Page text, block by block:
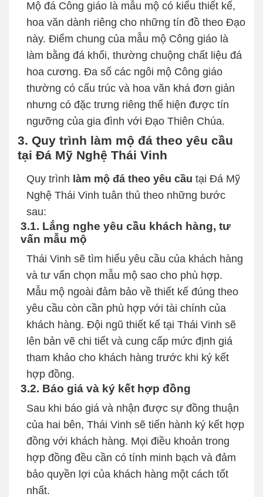
Mộ đá Công giáo là mẫu mộ có kiểu thiết kế,
hoa văn dành riêng cho những tín đồ theo Đạo
này. Điểm chung của mẫu mộ Công giáo là
làm bằng đá khối, thường chuộng chất liệu đá
hoa cương. Đa số các ngôi mộ Công giáo
thường có cấu trúc và hoa văn khá đơn giản
nhưng có đặc trưng riêng thể hiện được tín
ngưỡng của gia đình với Đạo Thiên Chúa.
3. Quy trình làm mộ đá theo yêu cầu
tại Đá Mỹ Nghệ Thái Vinh
Quy trình làm mộ đá theo yêu cầu tại Đá Mỹ
Nghệ Thái Vinh tuân thủ theo những bước
sau:
3.1. Lắng nghe yêu cầu khách hàng, tư
vấn mẫu mộ
Thái Vinh sẽ tìm hiểu yêu cầu của khách hàng
và tư vấn chọn mẫu mộ sao cho phù hợp.
Mẫu mộ ngoài đảm bảo về thiết kế đúng theo
yêu cầu còn cần phù hợp với tài chính của
khách hàng. Đội ngũ thiết kế tại Thái Vinh sẽ
lên bản vẽ chi tiết và cung cấp mức định giá
tham khảo cho khách hàng trước khi ký kết
hợp đồng.
3.2. Báo giá và ký kết hợp đồng
Sau khi báo giá và nhận được sự đồng thuận
của hai bên, Thái Vinh sẽ tiến hành ký kết hợp
đồng với khách hàng. Mọi điều khoản trong
hợp đồng đều cần có tính minh bạch và đảm
bảo quyền lợi của khách hàng một cách tốt
nhất.